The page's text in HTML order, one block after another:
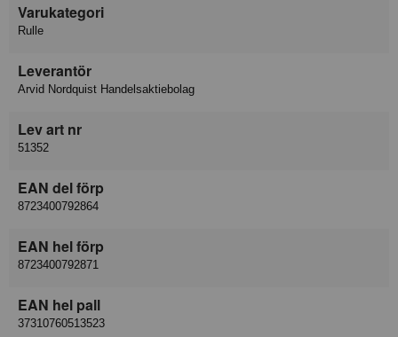
Varukategori
Rulle
Leverantör
Arvid Nordquist Handelsaktiebolag
Lev art nr
51352
EAN del förp
8723400792864
EAN hel förp
8723400792871
EAN hel pall
37310760513523